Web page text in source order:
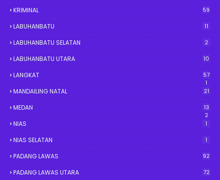
KRIMINAL 59
LABUHANBATU 11
LABUHANBATU SELATAN 2
LABUHANBATU UTARA 10
LANGKAT
57
1
MANDAILING NATAL 21
MEDAN
13
2
NIAS 1
NIAS SELATAN 1
PADANG LAWAS 92
PADANG LAWAS UTARA 72